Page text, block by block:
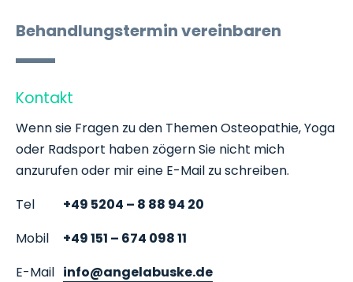
Behandlungstermin vereinbaren
Kontakt
Wenn sie Fragen zu den Themen Osteopathie, Yoga
oder Radsport haben zögern Sie nicht mich
anzurufen oder mir eine E-Mail zu schreiben.
Tel
+49 5204 – 8 88 94 20
Mobil
+49 151 – 674 098 11
E-Mail info@angelabuske.de